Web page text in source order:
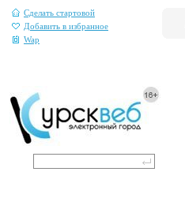
Сделать стартовой
Добавить в избранное
Wap